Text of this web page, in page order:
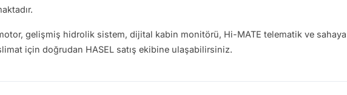
gelişmiş hidrolik sistem, dijital kabin monitörü, Hi-MATE telematik ve sahaya
için doğrudan HASEL satış ekibine ulaşabilirsiniz.